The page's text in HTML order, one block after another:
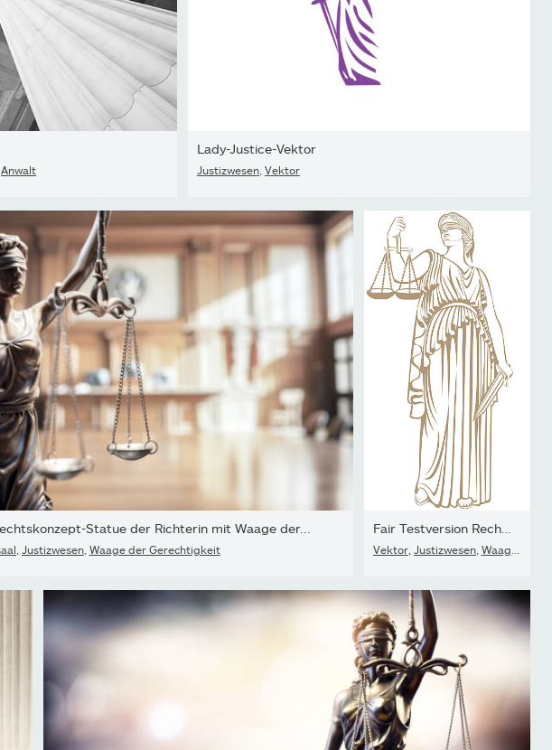
Anwalt
Lady-Justice-Vektor
Justizwesen, Vektor
Statue der Richterin mit Waage der...
Justizwesen, Waage der Gerechtigkeit
Fair Testversion Recht .Lady Gerechtigkeit THEMIS
Vektor, Justizwesen, Waage - Gewichtsmessinstrument